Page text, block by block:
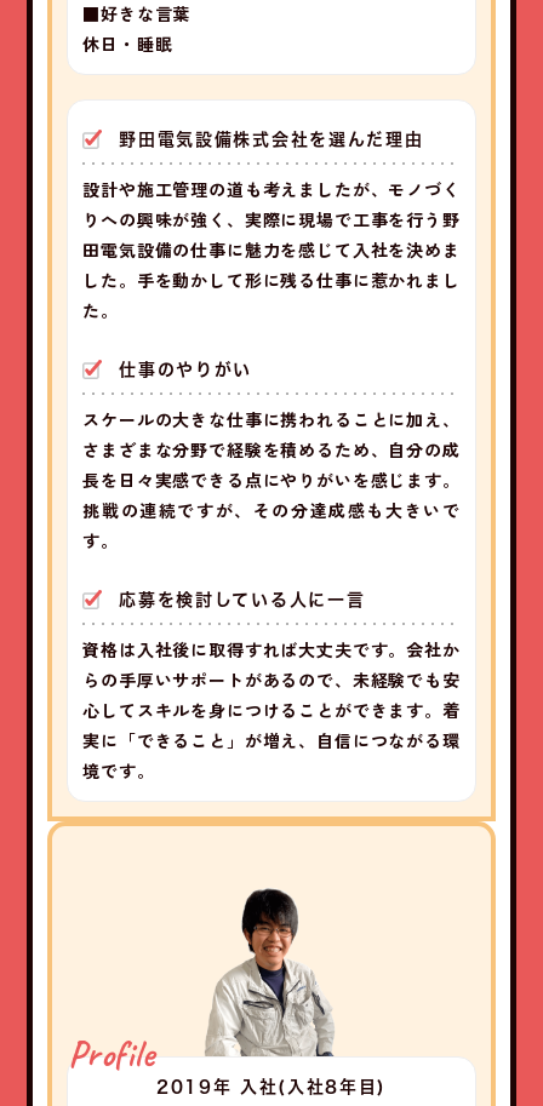
■好きな言葉
休日・睡眠
野田電気設備株式会社を選んだ理由
設計や施工管理の道も考えましたが、モノづく
りへの興味が強く、実際に現場で工事を行う野
田電気設備の仕事に魅力を感じて入社を決めま
した。手を動かして形に残る仕事に惹かれまし
た。
仕事のやりがい
スケールの大きな仕事に携われることに加え、
さまざまな分野で経験を積めるため、自分の成
長を日々実感できる点にやりがいを感じます。
挑戦の連続ですが、その分達成感も大きいで
す。
応募を検討している人に一言
資格は入社後に取得すれば大丈夫です。会社か
らの手厚いサポートがあるので、未経験でも安
心してスキルを身につけることができます。着
実に「できること」が増え、自信につながる環
境です。
Profile
2019年 入社 (入社8年目)